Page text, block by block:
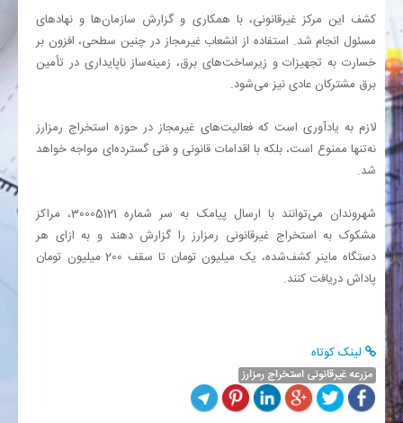
اقتصاد
خانه
کشف این مرکز غیرقانونی، با همکاری و گزارش سازمان‌ها و نهادهای
مسئول انجام شد. استفاده از انشعاب غیرمجاز در چنین سطحی، افزون بر
خسارت به تجهیزات و زیرساخت‌های برق، زمینه‌ساز ناپایداری در تأمین
برق مشترکان عادی نیز می‌شود.
لازم به یادآوری است که فعالیت‌های غیرمجاز در حوزه استخراج رمزارز
نه‌تنها ممنوع است، بلکه با اقدامات قانونی و فنی گسترده‌ای مواجه خواهد
شد.
شهروندان می‌توانند با ارسال پیامک به سر شماره 30005121، مراکز
مشکوک به استخراج غیرقانونی رمزارز را گزارش دهند و به ازای هر
دستگاه ماینر کشف‌شده، یک میلیون تومان تا سقف 200 میلیون تومان
پاداش دریافت کنند.
لینک کوتاه
مزرعه غیرقانونی استخراج رمزارز